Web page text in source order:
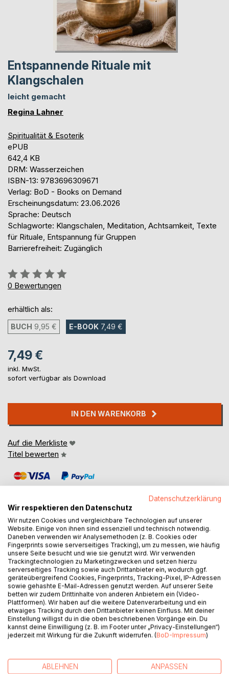
Entspannende Rituale mit
Klangschalen
leicht gemacht
Regina Lahner
Spiritualität & Esoterik
ePUB
642,4 KB
DRM: Wasserzeichen
ISBN-13: 9783696309671
Verlag: BoD - Books on Demand
Erscheinungsdatum: 23.06.2026
Sprache: Deutsch
Schlagworte: Klangschalen, Meditation, Achtsamkeit, Texte
für Rituale, Entspannung für Gruppen
Barrierefreiheit: Zugänglich
Bewertung::
0%
0 Bewertungen
erhältlich als:
BUCH 9,95 € E-BOOK 7,49 €
7,49 €
inkl. MwSt.
sofort verfügbar als Download
IN DEN WARENKORB
Auf die Merkliste
Titel bewerten
BESCHREIBUNG
In unserem hektischen Alltag bleibt oft nur wenig Zeit für
uns selbst. Dieses Buch lädt Sie dazu ein, einen Moment
innezuhalten. Mit Hilfe unserer fünf Sinne, kleinen
wohltuenden Ritualen und der Energie von Klangschalen
können Sie neue Kraft schöpfen und zur Ruhe kommen.
Die sanften Klänge begleiten Sie dabei auf dem Weg zu
mehr Achtsamkeit und innerer Balance - allein oder
gemeinsam mit anderen.
Dieses Buch richtet sich besonders an Menschen, die
Entspannung nicht nur selbst erleben, sondern auch
Datenschutzerklärung
Wir respektieren den Datenschutz
Wir nutzen Cookies und vergleichbare Technologien auf unserer
Website. Einige von ihnen sind essenziell und technisch notwendig.
Daneben verwenden wir Analysemethoden (z. B. Cookies oder
Fingerprints sowie serverseitiges Tracking), um zu messen, wie häufig
unsere Seite besucht und wie sie genutzt wird. Wir verwenden
Trackingtechnologien zu Marketingzwecken und setzen hierzu
serverseitiges Tracking sowie auch Drittanbieter ein, wodurch ggf.
geräteübergreifend Cookies, Fingerprints, Tracking-Pixel, IP-Adressen
sowie gehashte E-Mail-Adressen genutzt werden. Auf unserer Seite
betten wir zudem Drittinhalte von anderen Anbietern ein (Video-
Plattformen). Wir haben auf die weitere Datenverarbeitung und ein
etwaiges Tracking durch den Drittanbieter keinen Einfluss. Mit deiner
Einstellung willigst du in die oben beschriebenen Vorgänge ein. Du
kannst deine Einwilligung (z. B. im Footer unter „Privacy-Einstellungen“)
jederzeit mit Wirkung für die Zukunft widerrufen. (BoD-Impressum)
ABLEHNEN ANPASSEN